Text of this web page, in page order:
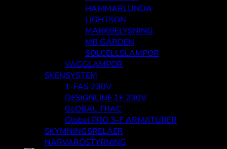
HAMMARLUNDA
LIGHTSON
MARKBELYSNING
MB GARDEN
SOLCELLSLAMPOR
VÄGGLAMPOR
SKENSYSTEM
1-FAS 230V
DESIGNLINE 1F 230V
GLOBAL TRAC
Global PRO 3-F ARMATURER
SKYMNINGSRELÄER
NÄRVAROSTYRNING